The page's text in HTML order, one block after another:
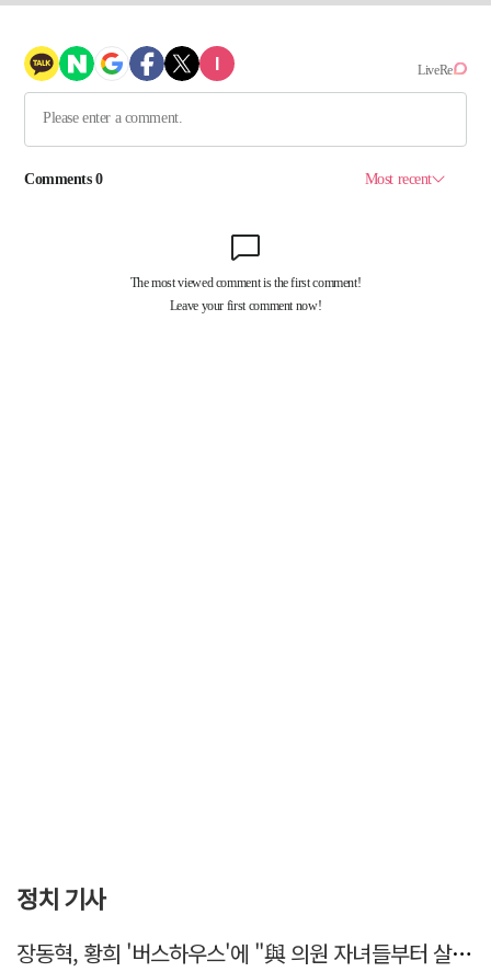
정치 기사
장동혁, 황희 '버스하우스'에 "與 의원 자녀들부터 살아보면 어떨까?"